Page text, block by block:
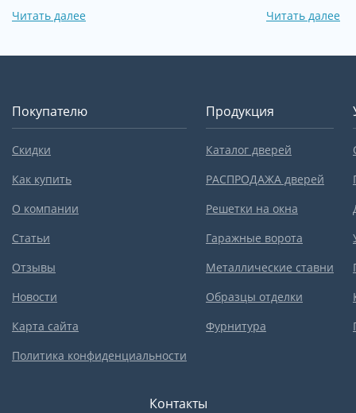
Читать далее
Читать далее
Покупателю
Скидки
Как купить
О компании
Статьи
Отзывы
Новости
Карта сайта
Политика конфиденциальности
Продукция
Каталог дверей
РАСПРОДАЖА дверей
Решетки на окна
Гаражные ворота
Металлические ставни
Образцы отделки
Фурнитура
Контакты